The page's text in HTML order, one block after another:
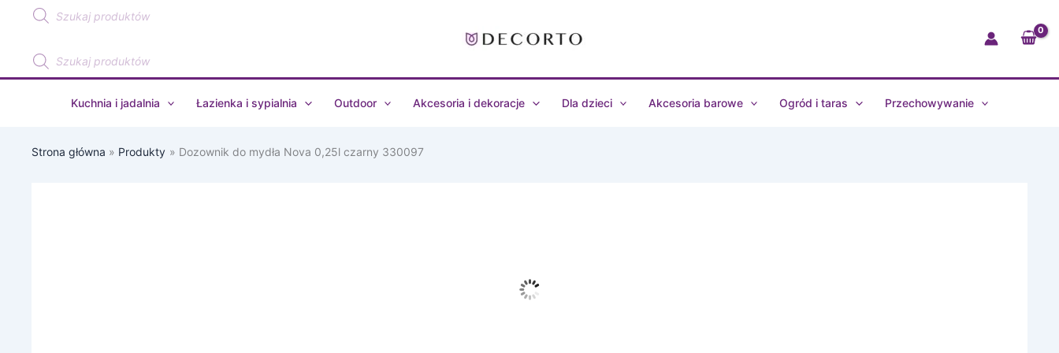
PrzejdźWyszukiwarka
produktów
Wyszukiwarka
produktów
Kuchnia i jadalnia Łazienka i sypialnia Outdoor Akcesoria i dekoracje Dla dzieci Akcesoria barowe Ogród i taras Przechowywanie
Strona główna Produkty Dozownik do mydła Nova 0,25l czarny 330097